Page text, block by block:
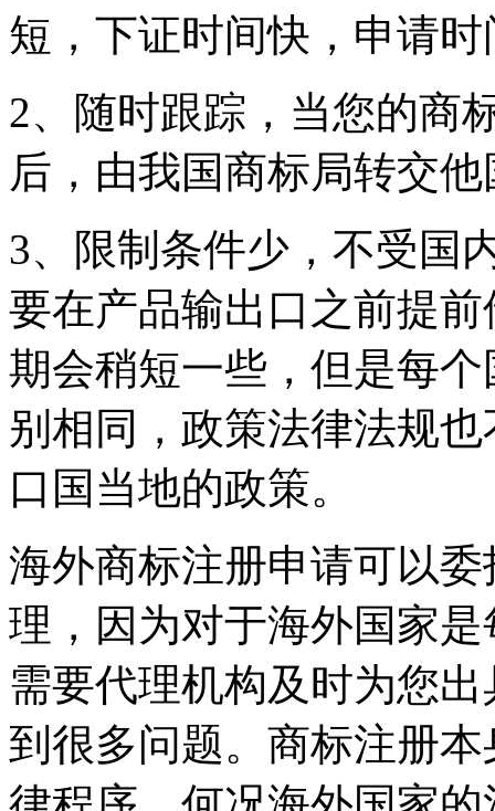
短，下证时间快，申请
2、随时跟踪，当您的商
后，由我国商标局转交
3、限制条件少，不受国
要在产品输出口之前提
期会稍短一些，但是每
别相同，政策法律法规
口国当地的政策。
海外商标注册申请可以
理，因为对于海外国家
需要代理机构及时为您
到很多问题。商标注册